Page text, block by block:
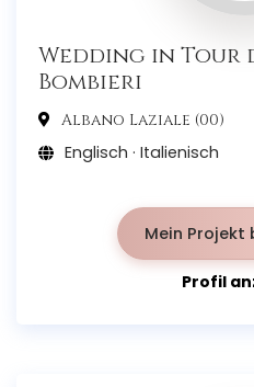
Wedding in Tour
Bombieri
Albano Laziale (00)
Englisch · Italienisch
Mein Projekt
Profil